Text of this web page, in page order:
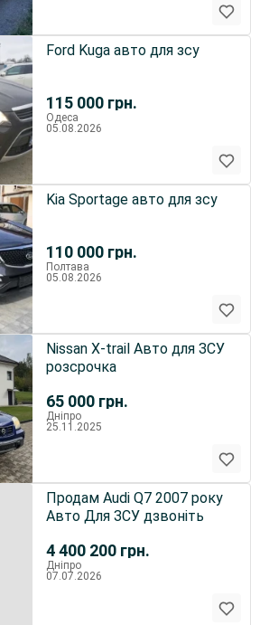
115 000 грн.
Ford Kuga авто для зсу
Одеса
05.08.2026
110 000 грн.
Kia Sportage авто для зсу
Полтава
05.08.2026
65 000 грн.
Nissan X-trail Авто для ЗСУ
розсрочка
Дніпро
25.11.2025
4 400 200 грн.
Продам Audi Q7 2007 року
Авто Для ЗСУ дзвоніть
Дніпро
07.07.2026